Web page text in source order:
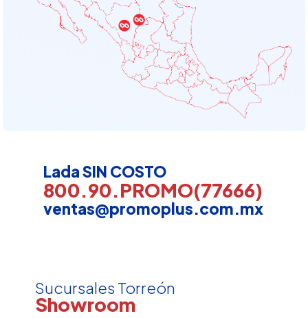
Lada SIN COSTO
800.90.PROMO(77666)
ventas@promoplus.com.mx
Sucursales Torreón
Showroom